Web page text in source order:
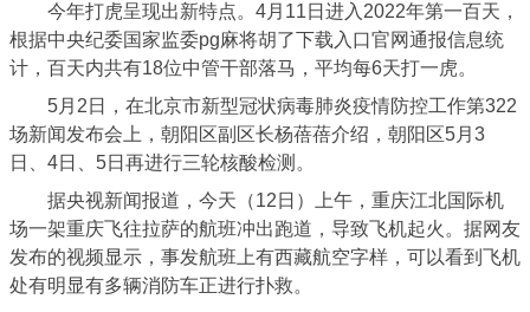
今年打虎呈现出新特点。4月11日进入2022年第一百天，
根据中央纪委国家监委pg麻将胡了下载入口官网通报信息统
计，百天内共有18位中管干部落马，平均每6天打一虎。
5月2日，在北京市新型冠状病毒肺炎疫情防控工作第322
场新闻发布会上，朝阳区副区长杨蓓蓓介绍，朝阳区5月3
日、4日、5日再进行三轮核酸检测。
据央视新闻报道，今天（12日）上午，重庆江北国际机
场一架重庆飞往拉萨的航班冲出跑道，导致飞机起火。据网友
发布的视频显示，事发航班上有西藏航空字样，可以看到飞机
处有明显有多辆消防车正进行扑救。